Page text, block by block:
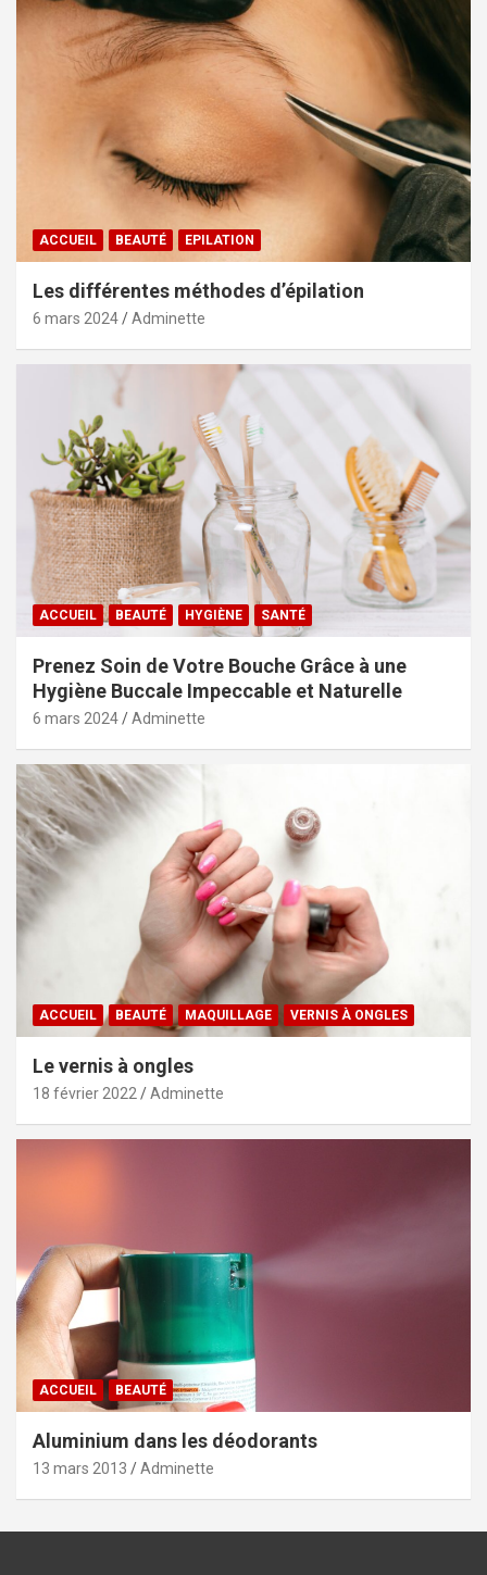
ACCUEIL BEAUTÉ EPILATION
Les différentes méthodes d’épilation
6 mars 2024 Adminette
ACCUEIL BEAUTÉ HYGIÈNE SANTÉ
Prenez Soin de Votre Bouche Grâce à une
Hygiène Buccale Impeccable et Naturelle
6 mars 2024 Adminette
ACCUEIL BEAUTÉ MAQUILLAGE VERNIS À ONGLES
Le vernis à ongles
18 février 2022 Adminette
ACCUEIL BEAUTÉ
Aluminium dans les déodorants
13 mars 2013 Adminette